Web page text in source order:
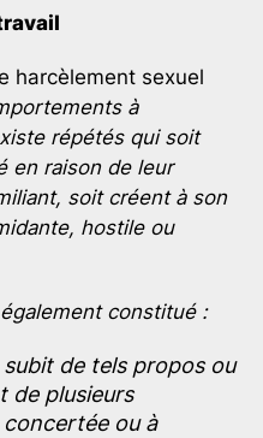
harcèlement sexuel
à
répétés qui soit
en raison de leur
soit créent à son
hostile ou
constitué :
de tels propos ou
de plusieurs
ou à